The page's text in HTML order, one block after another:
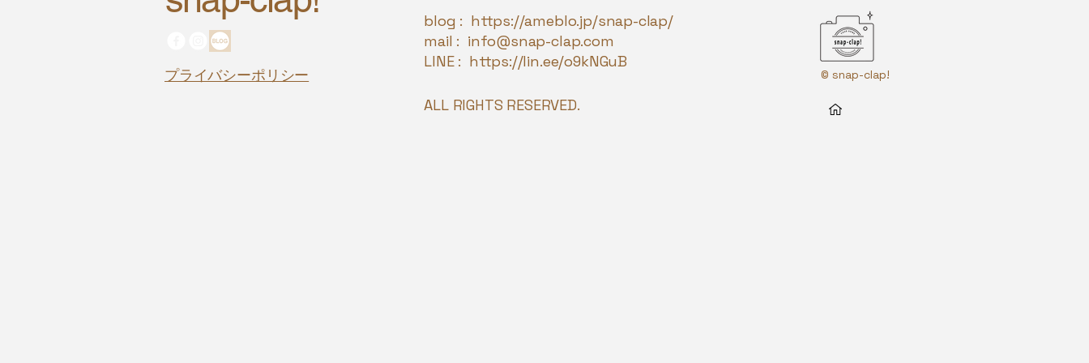
プライバシーポリシー
blog : https://ameblo.jp/snap-clap/
mail : info@snap-clap.com
LINE : https://lin.ee/o9kNGuB
ALL RIGHTS RESERVED.
© snap-clap!